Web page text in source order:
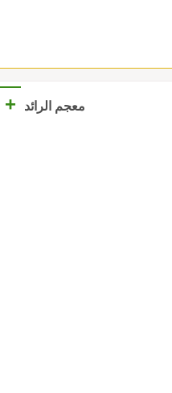
معجم الرائد +